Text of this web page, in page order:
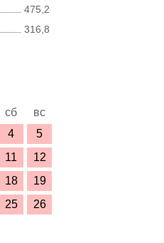
475,2
316,8
сб
вс
4
5
11
12
18
19
25
26